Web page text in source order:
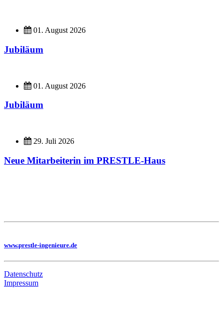
01. August 2026
Jubiläum
01. August 2026
Jubiläum
29. Juli 2026
Neue Mitarbeiterin im PRESTLE-Haus
www.prestle-ingenieure.de
Datenschutz
Impressum